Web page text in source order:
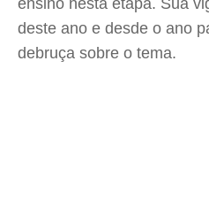
ensino nesta etapa. Sua
deste ano e desde o ano
debruça sobre o tema.